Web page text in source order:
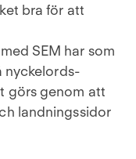
bra för att
SEM har som
nyckelords-
görs genom att
landningssidor